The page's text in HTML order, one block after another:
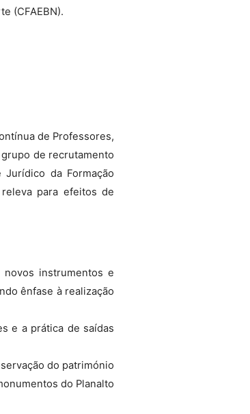
(CFAEBN).
de Professores,
de recrutamento
da Formação
para efeitos de
instrumentos e
ênfase à realização
e a prática de saídas
do património
do Planalto